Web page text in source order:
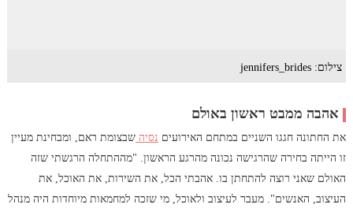
צילום: jennifers_brides
אהבה ממבט ראשון באולם
את החתונה חגגו השניים במתחם האירועים נסיה שבצומת ראם, ומבחינת מעיין
זו הייתה בחירה שהרגישה נכונה מהרגע הראשון. "מההתחלה הרגשתי שזה
האולם שאני רוצה להתחתן בו. אהבתי הכל, את השירות, את האוכל, את
העיצוב, האנשים". מעבר לעיצוב ולאוכל, מי שזכה למחמאות מיוחדות היה מנהל